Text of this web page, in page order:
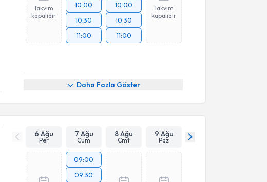
Takvim
kapalıdır
10:00
10:30
11:00
10:00
10:30
11:00
Takvim
kapalıdır
Daha Fazla Göster
6 Ağu
Per
7 Ağu
Cum
8 Ağu
Cmt
9 Ağu
Paz
09:00
09:30